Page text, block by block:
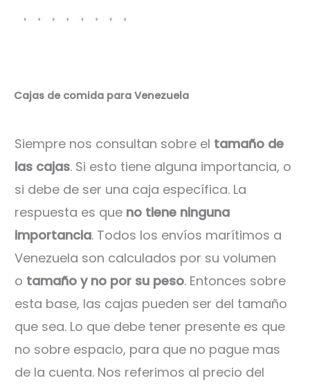
Cajas de comida para Venezuela
Siempre nos consultan sobre el tamaño de
las cajas. Si esto tiene alguna importancia, o
si debe de ser una caja específica. La
respuesta es que no tiene ninguna
importancia. Todos los envíos marítimos a
Venezuela son calculados por su volumen
o tamaño y no por su peso. Entonces sobre
esta base, las cajas pueden ser del tamaño
que sea. Lo que debe tener presente es que
no sobre espacio, para que no pague mas
de la cuenta. Nos referimos al precio del